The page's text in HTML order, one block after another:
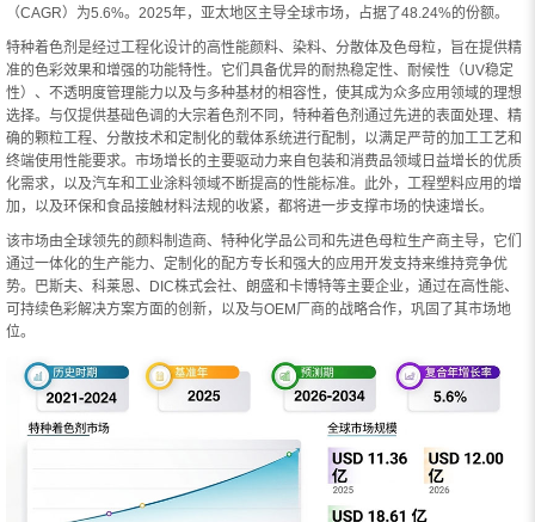
（CAGR）为5.6%。2025年，亚太地区主导全球市场，占据了48.24%的份额。
特种着色剂是经过工程化设计的高性能颜料、染料、分散体及色母粒，旨在提供精
准的色彩效果和增强的功能特性。它们具备优异的耐热稳定性、耐候性（UV稳定
性）、不透明度管理能力以及与多种基材的相容性，使其成为众多应用领域的理想
选择。与仅提供基础色调的大宗着色剂不同，特种着色剂通过先进的表面处理、精
确的颗粒工程、分散技术和定制化的载体系统进行配制，以满足严苛的加工工艺和
终端使用性能要求。市场增长的主要驱动力来自包装和消费品领域日益增长的优质
化需求，以及汽车和工业涂料领域不断提高的性能标准。此外，工程塑料应用的增
加，以及环保和食品接触材料法规的收紧，都将进一步支撑市场的快速增长。
该市场由全球领先的颜料制造商、特种化学品公司和先进色母粒生产商主导，它们
通过一体化的生产能力、定制化的配方专长和强大的应用开发支持来维持竞争优
势。巴斯夫、科莱恩、DIC株式会社、朗盛和卡博特等主要企业，通过在高性能、
可持续色彩解决方案方面的创新，以及与OEM厂商的战略合作，巩固了其市场地
位。